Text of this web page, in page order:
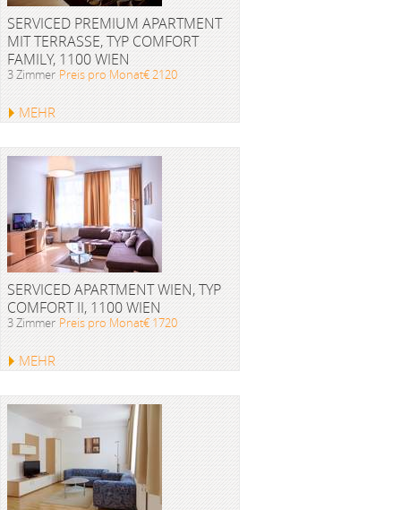
SERVICED PREMIUM APARTMENT
MIT TERRASSE, TYP COMFORT
FAMILY, 1100 WIEN
3 Zimmer Preis pro Monat€ 2120
MEHR
SERVICED APARTMENT WIEN, TYP
COMFORT II, 1100 WIEN
3 Zimmer Preis pro Monat€ 1720
MEHR